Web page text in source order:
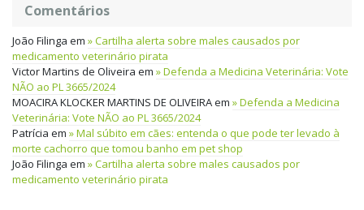
Comentários
João Filinga em
Cartilha alerta sobre males causados por
medicamento veterinário pirata
Victor Martins de Oliveira em
Defenda a Medicina Veterinária: Vote
NÃO ao PL 3665/2024
MOACIRA KLOCKER MARTINS DE OLIVEIRAem
Defenda a Medicina
Veterinária: Vote NÃO ao PL 3665/2024
Patrícia em
Mal súbito em cães: entenda o que pode ter levado à
morte cachorro que tomou banho em pet shop
João Filinga em
Cartilha alerta sobre males causados por
medicamento veterinário pirata